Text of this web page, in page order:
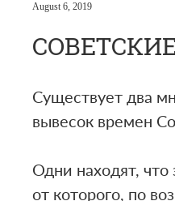
August 6, 2019
Существует два
вывесок времен
Одни находят,
от которого, по